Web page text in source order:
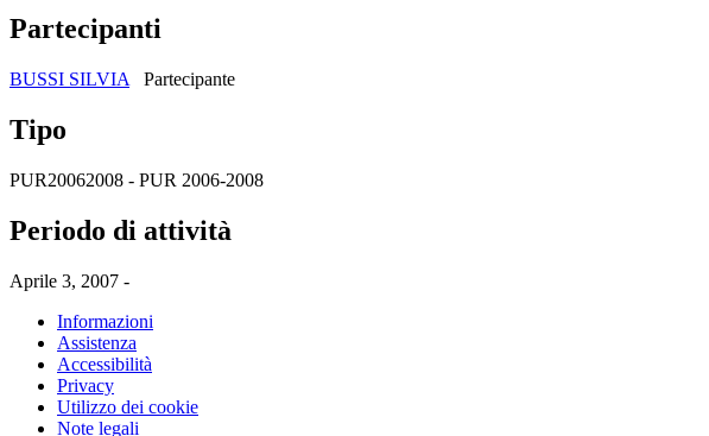
Partecipanti
BUSSI SILVIA Partecipante
Tipo
PUR20062008 - PUR 2006-2008
Periodo di attività
Aprile 3, 2007 -
Informazioni
Assistenza
Accessibilità
Privacy
Utilizzo dei cookie
Note legali